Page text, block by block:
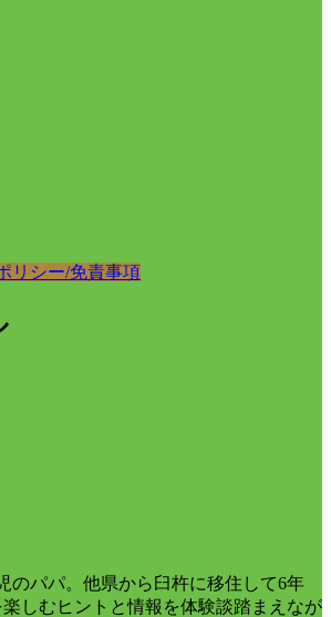
リシー/免責事項
のパパ。他県から臼杵に移住して6年
しむヒントと情報を体験談踏まえなが